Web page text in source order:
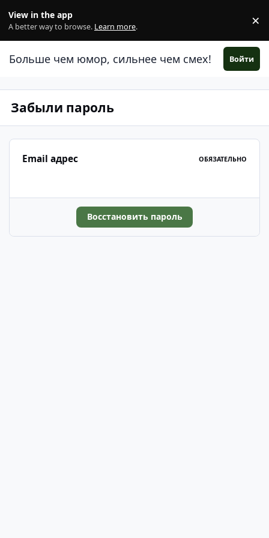
View in the app
A better way to browse. Learn more. ×
Больше чем юмор, сильнее чем смех! Войти
Забыли пароль
Email адрес ОБЯЗАТЕЛЬНО
Восстановить пароль